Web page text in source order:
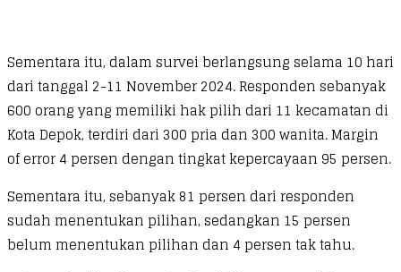
Sementara itu, dalam survei berlangsung selama 10 hari
dari tanggal 2-11 November 2024. Responden sebanyak
600 orang yang memiliki hak pilih dari 11 kecamatan di
Kota Depok, terdiri dari 300 pria dan 300 wanita. Margin
of error 4 persen dengan tingkat kepercayaan 95 persen.
Sementara itu, sebanyak 81 persen dari responden
sudah menentukan pilihan, sedangkan 15 persen
belum menentukan pilihan dan 4 persen tak tahu.